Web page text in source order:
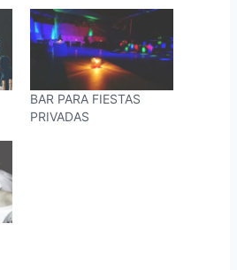
BAR PARA FIESTAS
PRIVADAS